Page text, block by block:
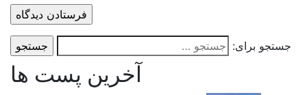
برای:
آخرین پست ها